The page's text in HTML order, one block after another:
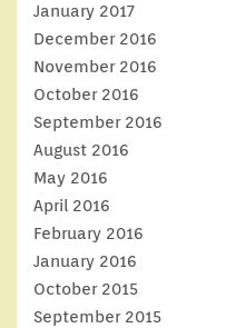
January 2017
December 2016
November 2016
October 2016
September 2016
August 2016
May 2016
April 2016
February 2016
January 2016
October 2015
September 2015